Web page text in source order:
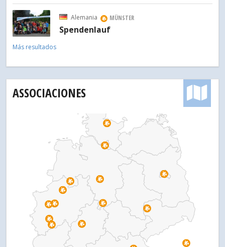
Alemania MÜNSTER
Spendenlauf
Más resultados
ASSOCIACIONES